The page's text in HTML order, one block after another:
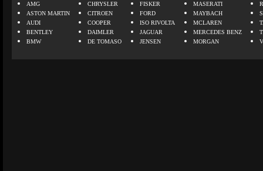
AMG
ASTON MARTIN
AUDI
BENTLEY
BMW
CHRYSLER
CITROEN
COOPER
DAIMLER
DE TOMASO
FISKER
FORD
ISO RIVOLTA
JAGUAR
JENSEN
MASERATI
MAYBACH
MCLAREN
MERCEDES BENZ
MORGAN